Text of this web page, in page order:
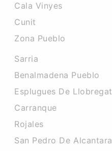
Cala Vinyes
Cunit
Zona Pueblo
Sarria
Benalmadena Pueblo
Esplugues De Llobregat
Carranque
Rojales
San Pedro De Alcantara